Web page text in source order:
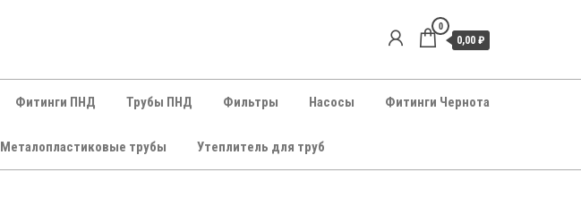
0
0,00 ₽
Фитинги ПНД Трубы ПНД Фильтры Насосы Фитинги Чернота
Металопластиковые трубы Утеплитель для труб